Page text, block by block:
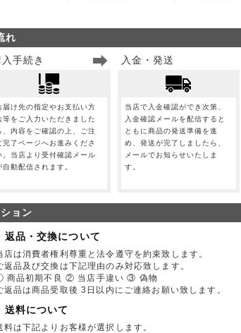
れ
手続き
届け先の指定やお支払い方
等をご入力いただきました
、内容をご確認の上、ご注
完了ページへお進みくださ
。当店より受付確認メール
自動配信されます。
入金・発送
当店で入金確認ができ次第、
入金確認メールを配信すると
ともに商品の発送準備を進
め、発送が完了しましたら、
メールでお知らせいたしま
す。
ョン
返品・交換について
店は消費者権利尊重と法令遵守を約束致します。
返品及び交換は下記理由のみ対応致します。
商品初期不良 ② 当店手違い ③ 偽物
返品は商品受取後 3日以内にご連絡お願い致します。
送料について
料は下記よりお客様が選択します。